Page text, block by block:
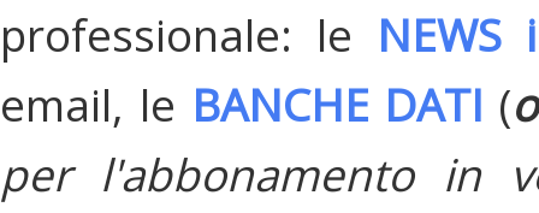
professionale: le
email, le BANCHE DATI (
per l'abbonamento in